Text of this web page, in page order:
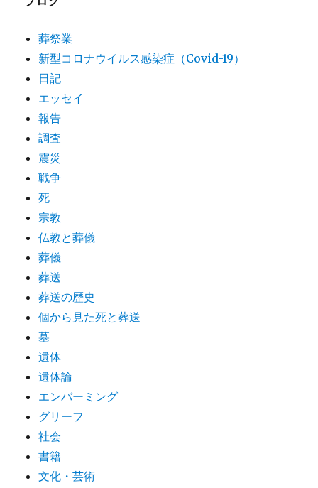
葬祭業
新型コロナウイルス感染症（Covid-19）
日記
エッセイ
報告
調査
震災
戦争
死
宗教
仏教と葬儀
葬儀
葬送
葬送の歴史
個から見た死と葬送
墓
遺体
遺体論
エンバーミング
グリーフ
社会
書籍
文化・芸術